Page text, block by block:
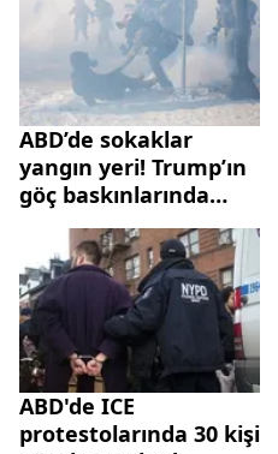
ABD’de sokaklar
yangın yeri! Trump’ın
göç baskınlarında
ikinci ölüm:
Minneapolis’te neler
oluyor?
ABD'de ICE
protestolarında 30 kişi